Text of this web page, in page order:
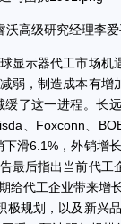
高级研究经理李爱
示器代工市场机
弱，制造成本有
了这一进程。长
、Foxconn、
滑6.1%，外销增
最后指出当前代
给代工企业带来增
规划，以及新兴